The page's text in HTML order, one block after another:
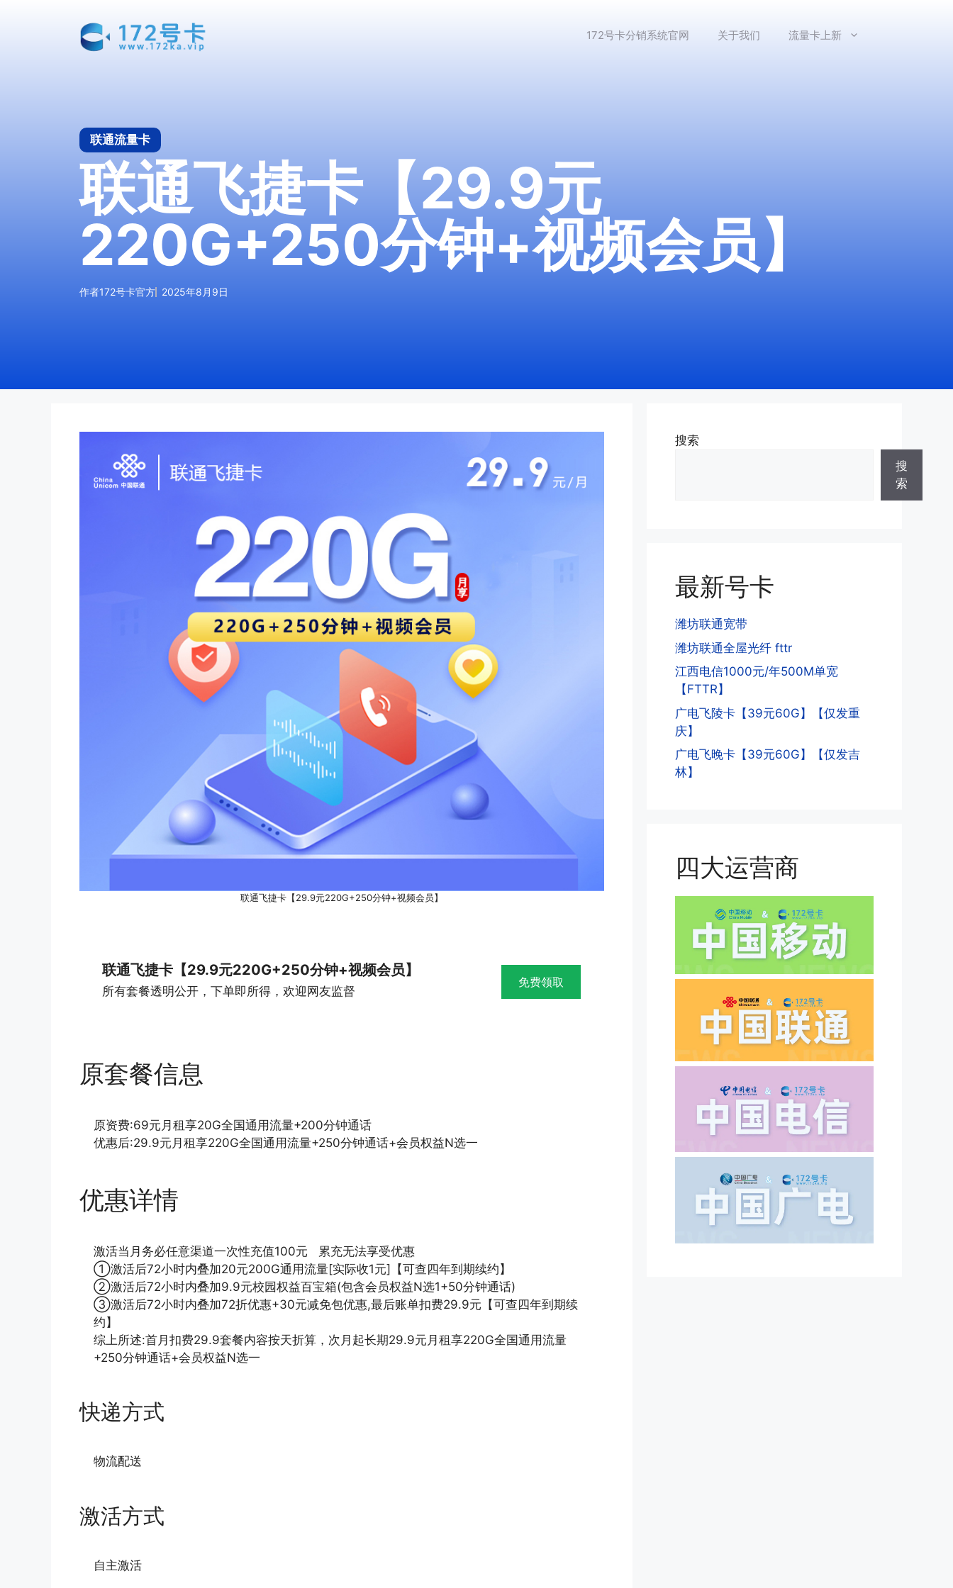
172号卡分销系统官网 关于我们 流量卡上新
联通流量卡
联通飞捷卡【29.9元
220G+250分钟+视频会员】
作者172号卡官方 2025年8月9日
联通飞捷卡【29.9元220G+250分钟+视频会员】
联通飞捷卡【29.9元220G+250分钟+视频会员】
所有套餐透明公开，下单即所得，欢迎网友监督
免费领取
原套餐信息
原资费:69元月租享20G全国通用流量+200分钟通话
优惠后:29.9元月租享220G全国通用流量+250分钟通话+会员权益N选一
优惠详情
激活当月务必任意渠道一次性充值100元 累充无法享受优惠
①激活后72小时内叠加20元200G通用流量[实际收1元]【可查四年到期续约】
②激活后72小时内叠加9.9元校园权益百宝箱(包含会员权益N选1+50分钟通话)
③激活后72小时内叠加72折优惠+30元减免包优惠,最后账单扣费29.9元【可查四年到期续
约】
综上所述:首月扣费29.9套餐内容按天折算，次月起长期29.9元月租享220G全国通用流量
+250分钟通话+会员权益N选一
快递方式
物流配送
激活方式
自主激活
搜索
搜
索
最新号卡
潍坊联通宽带
潍坊联通全屋光纤 fttr
江西电信1000元/年500M单宽
【FTTR】
广电飞陵卡【39元60G】【仅发重
庆】
广电飞晚卡【39元60G】【仅发吉
林】
四大运营商